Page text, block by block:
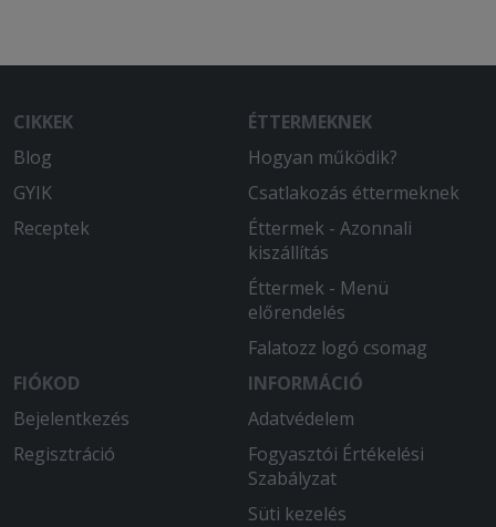
CIKKEK
Blog
GYIK
Receptek
ÉTTERMEKNEK
Hogyan működik?
Csatlakozás éttermeknek
Éttermek - Azonnali
kiszállítás
Éttermek - Menü
előrendelés
Falatozz logó csomag
FIÓKOD
Bejelentkezés
Regisztráció
INFORMÁCIÓ
Adatvédelem
Fogyasztói Értékelési
Szabályzat
Süti kezelés